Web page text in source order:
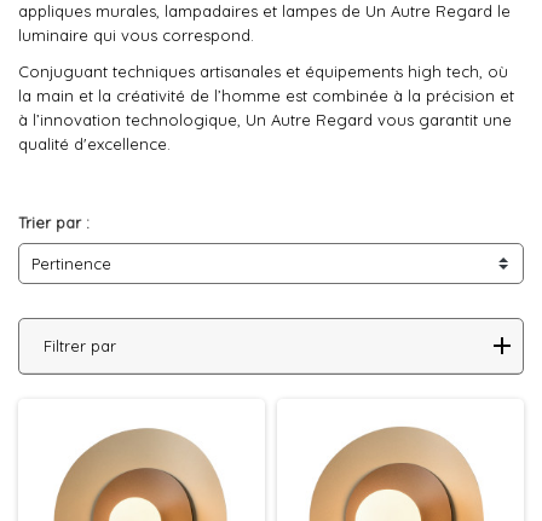
appliques murales, lampadaires et lampes de Un Autre Regard le
luminaire qui vous correspond.
Conjuguant techniques artisanales et équipements high tech, où
la main et la créativité de l’homme est combinée à la précision et
à l’innovation technologique, Un Autre Regard vous garantit une
qualité d'excellence.
Trier par :
Pertinence
Filtrer par